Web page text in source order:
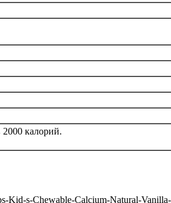
калорий.
Kid-s-Chewable-Calcium-Natural-